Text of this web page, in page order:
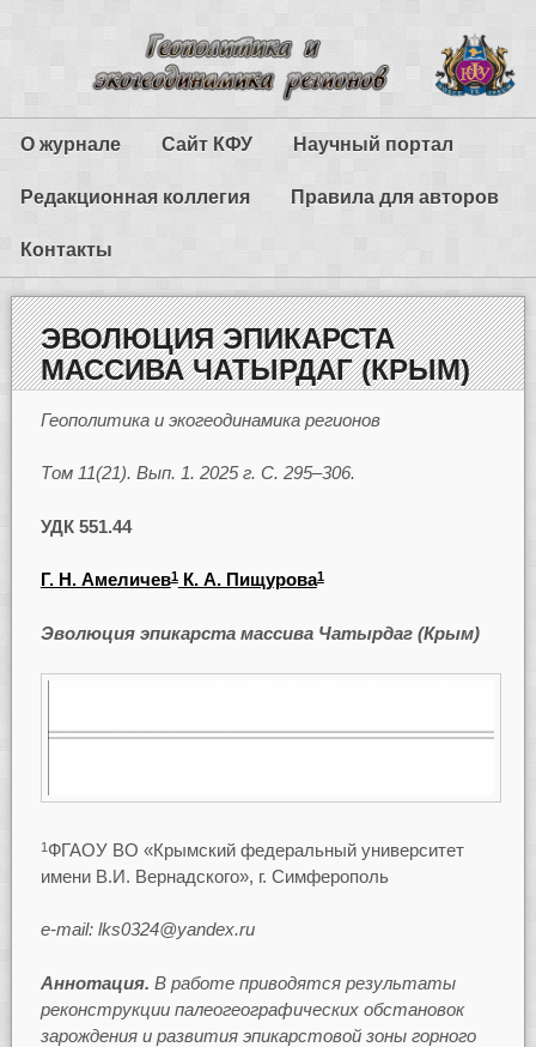
О журнале Сайт КФУ Научный портал
Редакционная коллегия Правила для авторов
Контакты
ЭВОЛЮЦИЯ ЭПИКАРСТА
МАССИВА ЧАТЫРДАГ (КРЫМ)
Геополитика и экогеодинамика регионов
Том 11(21). Вып. 1. 2025 г. С. 295–306.
УДК 551.44
Г. Н. Амеличев1К. А. Пищурова1
Эволюция эпикарста массива Чатырдаг (Крым)
1ФГАОУ ВО «Крымский федеральный университет
имени В.И. Вернадского», г. Симферополь
e-mail: lks0324@yandex.ru
Аннотация. В работе приводятся результаты
реконструкции палеогеографических обстановок
зарождения и развития эпикарстовой зоны горного